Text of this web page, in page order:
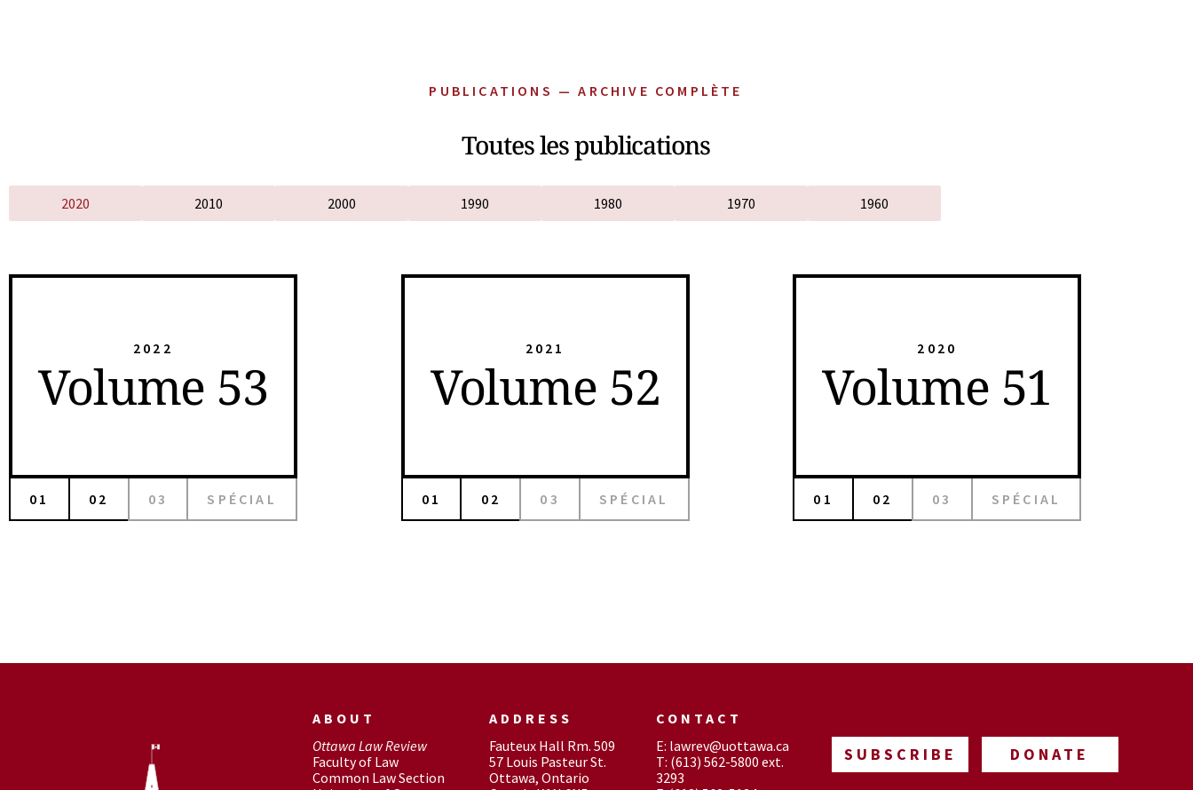
PUBLICATIONS — ARCHIVE COMPLÈTE
Toutes les publications
2020 2010 2000 1990 1980 1970 1960
2022
Volume 53
01 02 03 SPÉCIAL
2021
Volume 52
01 02 03 SPÉCIAL
2020
Volume 51
01 02 03 SPÉCIAL
ABOUT
Ottawa Law Review
Faculty of Law
Common Law Section
ADDRESS
Fauteux Hall Rm. 509
57 Louis Pasteur St.
Ottawa, Ontario
CONTACT
E: lawrev@uottawa.ca
T: (613) 562-5800 ext.
3293
SUBSCRIBE DONATE